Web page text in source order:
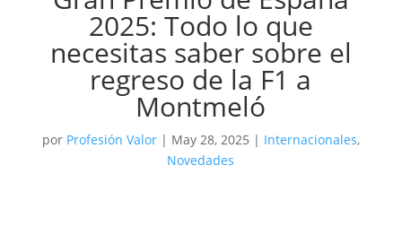
2025: Todo lo que
necesitas saber sobre el
regreso de la F1 a
Montmeló
por Profesión Valor| May 28, 2025 | Internacionales,
Novedades